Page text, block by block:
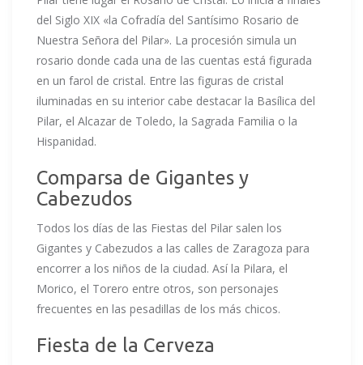
del Siglo XIX «la Cofradía del Santísimo Rosario de
Nuestra Señora del Pilar». La procesión simula un
rosario donde cada una de las cuentas está figurada
en un farol de cristal. Entre las figuras de cristal
iluminadas en su interior cabe destacar la Basílica del
Pilar, el Alcazar de Toledo, la Sagrada Familia o la
Hispanidad.
Comparsa de Gigantes y
Cabezudos
Todos los días de las Fiestas del Pilar salen los
Gigantes y Cabezudos a las calles de Zaragoza para
encorrer a los niños de la ciudad. Así la Pilara, el
Morico, el Torero entre otros, son personajes
frecuentes en las pesadillas de los más chicos.
Fiesta de la Cerveza